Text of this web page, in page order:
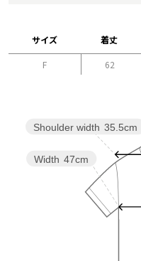
サイズ 着丈
F 62
Width 47cm
Shoulder width 35.5cm